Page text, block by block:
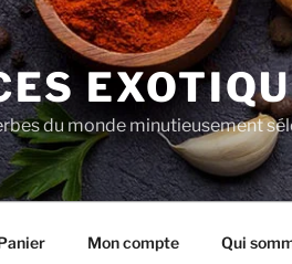
du monde minutieusement
Mon compte Qui